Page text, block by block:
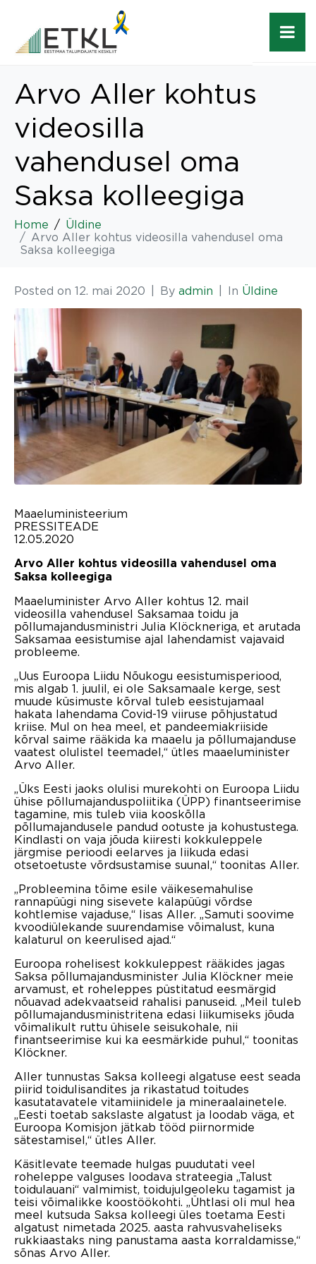
Arvo Aller kohtus
videosilla
vahendusel oma
Saksa kolleegiga
Home
Üldine
Arvo Aller kohtus videosilla vahendusel oma
Saksa kolleegiga
Posted on 12. mai 2020 By admin In Üldine
Maaeluministeerium
PRESSITEADE
12.05.2020
Arvo Aller kohtus videosilla vahendusel oma
Saksa kolleegiga
Maaeluminister Arvo Aller kohtus 12. mail
videosilla vahendusel Saksamaa toidu ja
põllumajandusministri Julia Klöckneriga, et arutada
Saksamaa eesistumise ajal lahendamist vajavaid
probleeme.
„Uus Euroopa Liidu Nõukogu eesistumisperiood,
mis algab 1. juulil, ei ole Saksamaale kerge, sest
muude küsimuste kõrval tuleb eesistujamaal
hakata lahendama Covid-19 viiruse põhjustatud
kriise. Mul on hea meel, et pandeemiakriiside
kõrval saime rääkida ka maaelu ja põllumajanduse
vaatest olulistel teemadel,“ ütles maaeluminister
Arvo Aller.
„Üks Eesti jaoks olulisi murekohti on Euroopa Liidu
ühise põllumajanduspoliitika (ÜPP) finantseerimise
tagamine, mis tuleb viia kooskõlla
põllumajandusele pandud ootuste ja kohustustega.
Kindlasti on vaja jõuda kiiresti kokkuleppele
järgmise perioodi eelarves ja liikuda edasi
otsetoetuste võrdsustamise suunal,“ toonitas Aller.
„Probleemina tõime esile väikesemahulise
rannapüügi ning sisevete kalapüügi võrdse
kohtlemise vajaduse,“ lisas Aller. „Samuti soovime
kvoodiülekande suurendamise võimalust, kuna
kalaturul on keerulised ajad.“
Euroopa rohelisest kokkuleppest rääkides jagas
Saksa põllumajandusminister Julia Klöckner meie
arvamust, et roheleppes püstitatud eesmärgid
nõuavad adekvaatseid rahalisi panuseid. „Meil tuleb
põllumajandusministritena edasi liikumiseks jõuda
võimalikult ruttu ühisele seisukohale, nii
finantseerimise kui ka eesmärkide puhul,“ toonitas
Klöckner.
Aller tunnustas Saksa kolleegi algatuse eest seada
piirid toidulisandites ja rikastatud toitudes
kasutatavatele vitamiinidele ja mineraalainetele.
„Eesti toetab sakslaste algatust ja loodab väga, et
Euroopa Komisjon jätkab tööd piirnormide
sätestamisel,“ ütles Aller.
Käsitlevate teemade hulgas puudutati veel
roheleppe valguses loodava strateegia „Talust
toidulauani“ valmimist, toidujulgeoleku tagamist ja
teisi võimalikke koostöökohti. „Ühtlasi oli mul hea
meel kutsuda Saksa kolleegi üles toetama Eesti
algatust nimetada 2025. aasta rahvusvaheliseks
rukkiaastaks ning panustama aasta korraldamisse,“
sõnas Arvo Aller.